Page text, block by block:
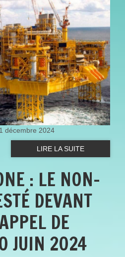
décembre 2024
LIRE LA SUITE
: LE NON-
DEVANT
DE
JUIN 2024